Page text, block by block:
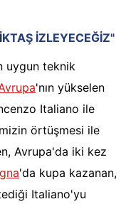
İZLEYECEĞİZ"
uygun teknik
'nın yükselen
Italiano ile
örtüşmesi ile
Avrupa'da iki kez
'da kupa kazanan,
Italiano'yu